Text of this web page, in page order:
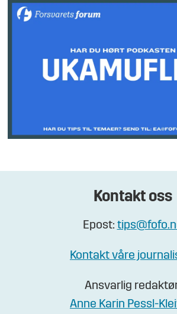
Kontakt oss
Epost:
Kontakt våre
Ansvarlig
Anne Karin Pessl-